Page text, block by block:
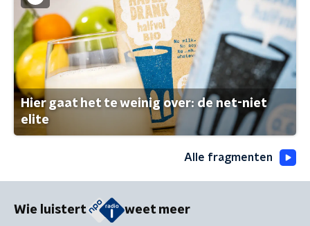
Hier gaat het te weinig over: de net-niet
elite
Alle fragmenten
Wie luistert weet meer